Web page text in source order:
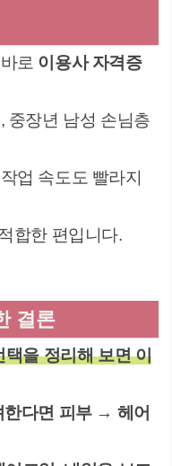
로 이용사 자격증
중장년 남성 손님층
업 속도도 빨라지
합한 편입니다.
결론
택을 정리해 보면 이
한다면 피부 → 헤어